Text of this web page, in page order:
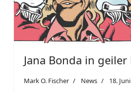
Jana Bonda in
Mark O. Fischer News 18.